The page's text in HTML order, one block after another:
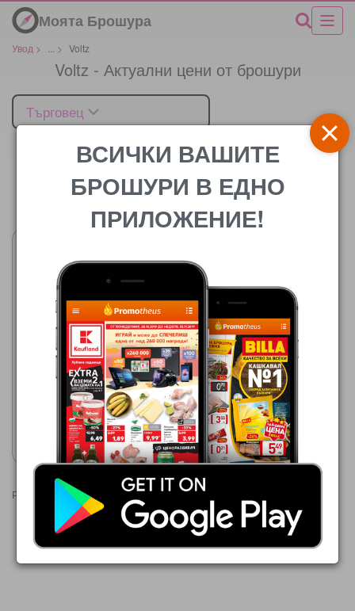
Моята Брошура
Увод > > Voltz
Voltz - Актуални цени от брошури
Търговец
Цената
МЕТРО
30.07.2026 - 12.08.2026
89,99 €
Кафемашина Oliver Voltz
8B1 OV51171E5
Покажи брошурата
Реклами
ВСИЧКИ ВАШИТЕ
БРОШУРИ В ЕДНО
ПРИЛОЖЕНИЕ!